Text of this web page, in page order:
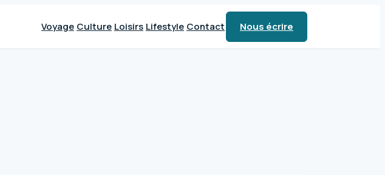
Voyage Culture Loisirs Lifestyle Contact Nous écrire